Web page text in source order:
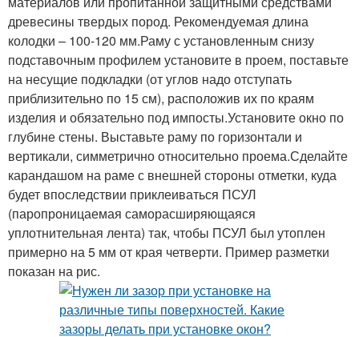
древесины твердых пород. Рекомендуемая длина
колодки – 100-120 мм.Раму с установленным снизу
подставочным профилем установите в проем, поставьте
на несущие подкладки (от углов надо отступать
приблизительно по 15 см), расположив их по краям
изделия и обязательно под импосты.Установите окно по
глубине стены. Выставьте раму по горизонтали и
вертикали, симметрично относительно проема.Сделайте
карандашом на раме с внешней стороны отметки, куда
будет впоследствии приклеиваться ПСУЛ
(паропроницаемая саморасширяющаяся
уплотнительная лента) так, чтобы ПСУЛ был утоплен
примерно на 5 мм от края четверти. Пример разметки
показан на рис.